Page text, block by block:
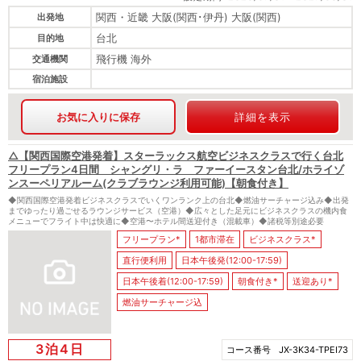
出発地
関西・近畿 大阪(関西･伊丹) 大阪(関西)
目的地 台北
交通機関 飛行機 海外
宿泊施設
お気に入りに保存 詳細を表示
△【関西国際空港発着】スターラックス航空ビジネスクラスで行く台北
フリープラン4日間 シャングリ・ラ ファーイースタン台北/ホライゾ
ンスーペリアルーム(クラブラウンジ利用可能)【朝食付き】
◆関西国際空港発着ビジネスクラスでいくワンランク上の台北◆燃油サーチャージ込み◆出発
までゆったり過ごせるラウンジサービス（空港）◆広々とした足元にビジネスクラスの機内食
メニューでフライト中は快適に◆空港〜ホテル間送迎付き（混載車）◆諸税等別途必要
フリープラン* 1都市滞在
ビジネスクラス*
直行便利用
日本午後発(12:00-17:59)
日本午後着(12:00-17:59)
朝食付き*
送迎あり*
燃油サーチャージ込
3泊4日 コース番号 JX-3K34-TPEI73